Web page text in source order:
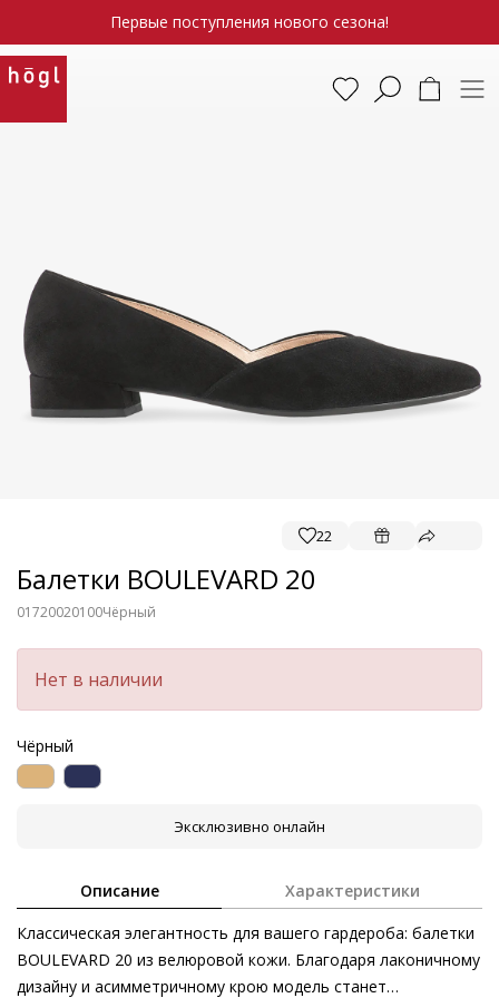
Первые поступления нового сезона!
22
Балетки BOULEVARD 20
01720020100Чёрный
Нет в наличии
Чёрный
Эксклюзивно онлайн
Описание Характеристики
Классическая элегантность для вашего гардероба: балетки
BOULEVARD 20 из велюровой кожи. Благодаря лаконичному
дизайну и асимметричному крою модель станет